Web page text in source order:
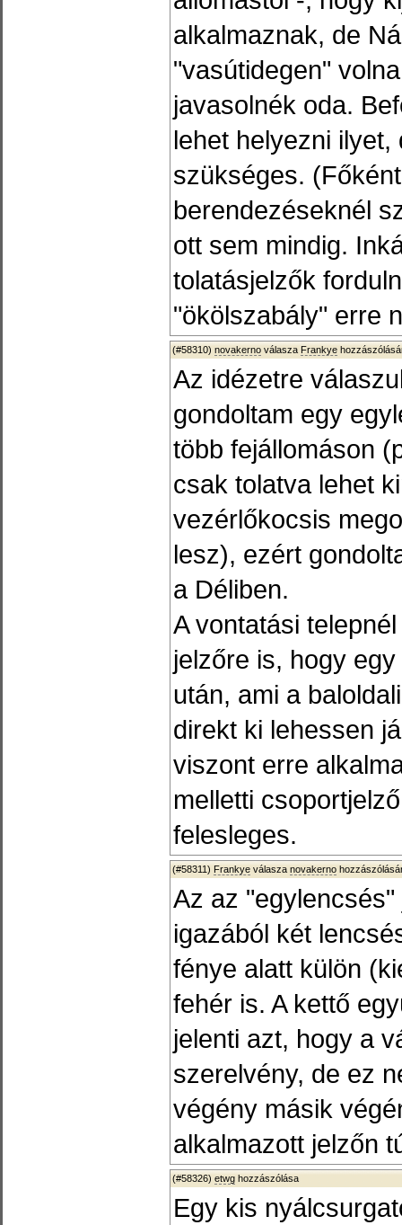
alkalmaznak, de
"vasútidegen"
javasolnék oda.
lehet helyezni ilyet,
szükséges.
berendezéseknél
ott sem mindig.
tolatásjelzők
"ökölszabály" erre
(#58310) novakerno válasza Frankye
Az idézetre
gondoltam egy
több fejállomáson
csak tolatva lehet
vezérlőkocsis
lesz), ezért
a Déliben.
A vontatási
jelzőre is, hogy
után, ami a
direkt ki lehessen
viszont erre
melletti
felesleges.
(#58311) Frankye válasza novakerno
Az az
igazából két
fénye alatt külön
fehér is. A kettő
jelenti azt, hogy a
szerelvény, de ez
végény másik
alkalmazott jelzőn
(#58326) etwg hozzászólása
Egy kis